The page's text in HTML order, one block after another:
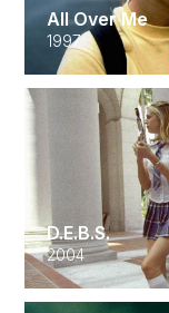
All Over Me
1997
D.E.B.S.
2004